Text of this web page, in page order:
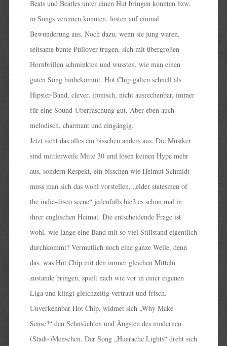
Beats und Beatles unter einen Hut bringen konnten bzw.
in Songs vereinen konnten, lösten auf einmal
Bewunderung aus. Noch dazu, wenn sie jung waren,
seltsame bunte Pullover trugen, sich mit übergroßen
Hornbrillen schminkten und wussten, wie man einen
guten Song hinbekommt. Hot Chip galten schnell als
Hipster-Band, clever, ironisch, nicht ausrechenbar, immer
für eine Sound-Überraschung gut. Aber eben auch
melodisch, charmant und eingängig.
Jetzt sieht das alles ein bisschen anders aus. Die Musiker
sind mittlerweile Mitte 30 und lösen keinen Hype mehr
aus, sondern Respekt, ein bisschen wie Helmut Schmidt
muss man sich das wohl vorstellen, „elder statesmen of
the indie-disco scene“ jedenfalls hieß es schon mal in
ihrer englischen Heimat. Die entscheidende Frage ist
wohl, wie lange eine Band mit so viel Stillstand eigentlich
durchkommt? Vermutlich noch eine ganze Weile, denn
das, was Hot Chip mit den immer gleichen Mitteln
zustande bringen, spielt nach wie vor in einer eigenen
Liga und klingt gleichzeitig vertraut und frisch.
Unverkennbar Hot Chip, widmet sich „Why Make
Sense?“ den Sehnsüchten und Ängsten des modernen
(Stadt-)Menschen. Der Song „Huarache Lights“ dreht sich